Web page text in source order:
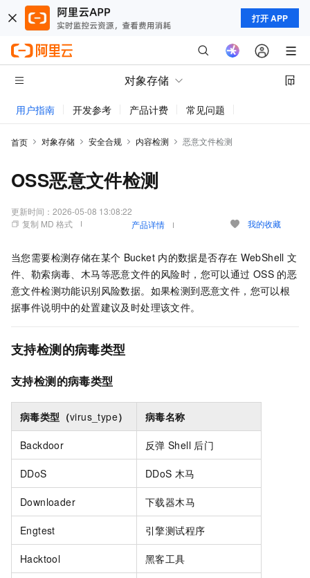
打开 APP
对象存储
用户指南 开发参考 产品计费 常见问题
首页 对象存储 安全合规 内容检测 恶意文件检测
OSS恶意文件检测
更新时间： 2026-05-08 13:08:22
复制 MD 格式
产品详情 我的收藏
当您需要检测存储在某个 Bucket 内的数据是否存在 WebShell 文
件、勒索病毒、木马等恶意文件的风险时，您可以通过 OSS 的恶
意文件检测功能识别风险数据。如果检测到恶意文件，您可以根
据事件说明中的处置建议及时处理该文件。
支持检测的病毒类型
支持检测的病毒类型
病毒类型（virus_type） 病毒名称
Backdoor 反弹 Shell 后门
DDoS DDoS 木马
Downloader 下载器木马
Engtest 引擎测试程序
Hacktool 黑客工具